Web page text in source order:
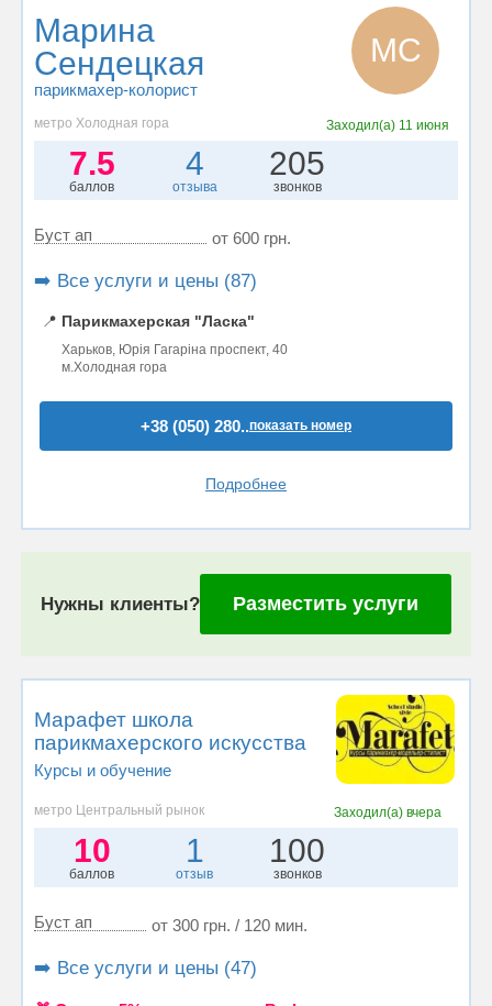
Марина
Сендецкая
парикмахер-колорист
МС
метро Холодная гора Заходил(а) 11 июня
7.5
баллов
4
отзыва
205
звонков
Буст ап от 600 грн.
➡️ Все услуги и цены (87)
📍 Парикмахерская "Ласка"
Харьков, Юрія Гагаріна проспект, 40
м.Холодная гора
+38 (050) 280..показать номер
Подробнее
Нужны клиенты? Разместить услуги
Марафет школа
парикмахерского искусства
Курсы и обучение
метро Центральный рынок Заходил(а) вчера
10
баллов
1
отзыв
100
звонков
Буст ап от 300 грн. / 120 мин.
➡️ Все услуги и цены (47)